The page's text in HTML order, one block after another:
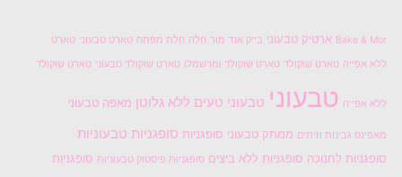
Bake & Mor ארטיק טבעוני בייק אנד מור חלה חלת מפתח טארט טבעוני טארט
ללא אפייה טארט שוקולד טארט שוקולד ומרשמלו טארט שוקולד טבעוני טארט שוקולד
ללא אפייה טבעוני טבעוני טעים ללא גלוטן מאפה טבעוני
מאפינס גבינות וזיתים ממתק טבעוני סופגניות סופגניות טבעוניות
סופגניות לחנוכה סופגניות ללא ביצים סופגניות פיסטוק טבעוניות סופגניות